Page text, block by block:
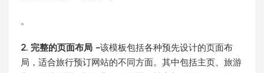
。
2. 完整的页面布局 –该模板包括各种预先设计的页面布
局，适合旅行预订网站的不同方面。其中包括主页、旅游